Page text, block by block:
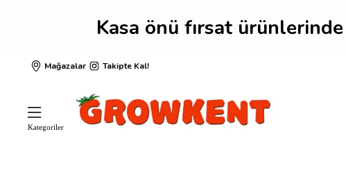
Kasa önü fırsat
Mağazalar Takipte Kal!